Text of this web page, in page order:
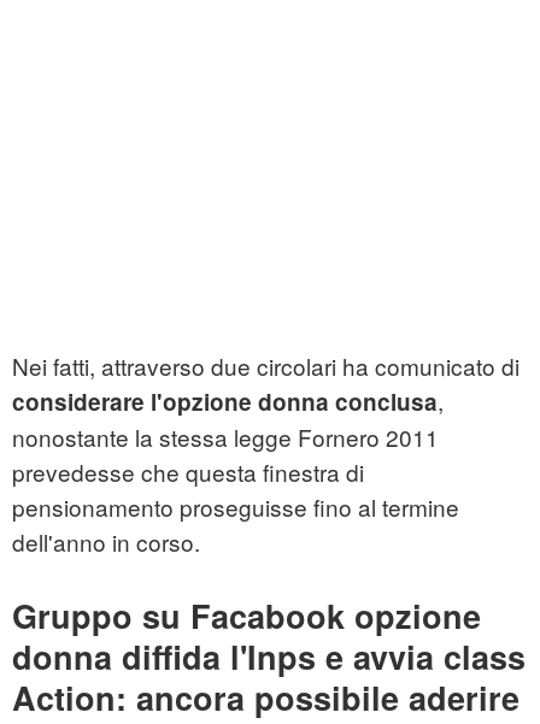
Nei fatti, attraverso due circolari ha comunicato di
considerare l'opzione donna conclusa,
nonostante la stessa legge Fornero 2011
prevedesse che questa finestra di
pensionamento proseguisse fino al termine
dell'anno in corso.
Gruppo su Facabook opzione
donna diffida l'Inps e avvia class
Action: ancora possibile aderire